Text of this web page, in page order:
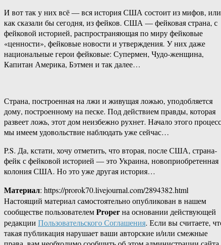
И вот так у них всё — вся история США состоит из мифов,
как сказали бы сегодня, из фейков. США — фейковая страна, с
фейковой историей, распространяющая по миру фейковые
«ценности», фейковые новости и утверждения. У них даже
национальные герои фейковые: Супермен, Чудо-женщина,
Капитан Америка, Бэтмен и так далее…
Страна, построенная на лжи и живущая ложью, уподобляется
дому, построенному на песке. Под действием правды, которая
развеет ложь, этот дом неизбежно рухнет. Начало этого
мы имеем удовольствие наблюдать уже сейчас…
P.S. Да, кстати, хочу отметить, что вторая, после США, страна-
фейк с фейковой историей — это Украина, новоприобретенная
колония США. Но это уже другая история…
Материал: https://prorok70.livejournal.com/2894382.html
Настоящий материал самостоятельно опубликован в нашем
сообществе пользователемProperна основании действующей
редакции Пользовательского Соглашения. Если вы считаете,
такая публикация нарушает ваши авторские и/или смежные